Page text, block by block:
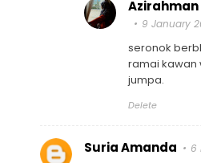
Azirahman
9 January
seronok
ramai kawan
jumpa.
Delete
Suria Amanda 6